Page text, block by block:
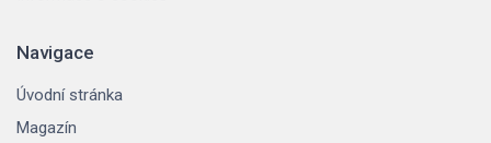
Navigace
Úvodní stránka
Magazín